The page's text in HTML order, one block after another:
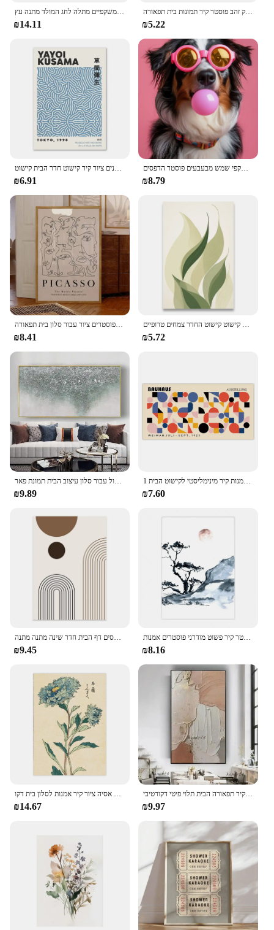
משקפיים בעלי חיים בעלי מעמד יצירתי גור כלב חיית מחמד משקפיים מתלה לחג המולד מתנה עץ
₪14.11
אקליפטוס הדפסה בצבעי מים פרחוני עלה בוטני ירק עלים בד ציור ירוק זהב פוסטר קיר תמונות בית תפאורה
₪5.22
דקורטיבי בד ציור ציור המפורסם קיר אמנות פוסטרים עיצוב פוסטרים כחול עקומה פנים ציור קיר קישוט חדר הבית קישוט
₪6.91
כלב צבעוני מבעבעים משקפי שמש מבעבעים פוסטר הדפסים samoyed בולדוג צרפתי ציור קיר אמנות תמונה חדר תפאורה הבית
₪8.79
אמצע המאה הנייטרלית בז 'גלריה ניטרלית תערוכה מתנה קיר אמנות בד פוסטרים ציור פוסטרים ציור עבור סלון בית תפאורה
₪8.41
קישוטי בית קטן ורענן של עיטורים ועלים תמונות קיר קישוט קישוט קישוט החדר צמחים טרופיים
₪5.72
ציור שמן מופשט מודרני ציורי שמן על בד אמנות קיר גדול עבור סלון עיצוב הבית תמונת פאר
₪9.89
גדול מאטיס באוהאוס גאומטרי עלים גאומטריים תערוכה פוסטר בד ציור הדפסים אמנות קיר מינימליסטי לקישוט הבית 1pc
₪7.60
שערוריניוף קיר אסתטי אמנות קווים גיאומטריים בד שמן ציור פוסטרים הדפסים הדפסים דף הבית חדר שינה מתנה מתנה
₪9.45
סגנון יפני דובדבן פריחת עץ פוסטר קיר פשוט מודרני פוסטרים אמנות hd בד ציור סלון בית חדר שינה תפאורה
₪8.16
יפני פרח עתיק עתיק בציר יפני אמנות פוסטר צמח בד הדפסת אסיה ציור קיר אמנות לסלון בית דקו
₪14.67
ציור ידני מודרני מרובע גאומטרי מודרני ציור שמן ציור על בד מופשט אמנות קיר תפאורה הבית תלוי פיטי דקורטיבי
₪9.97